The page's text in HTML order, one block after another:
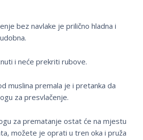
bez navlake je prilično hladna i
i neće prekriti rubove.
muslina premala je i pretanka da
za presvlačenje.
za prematanje ostat će na mjestu
možete je oprati u tren oka i pruža